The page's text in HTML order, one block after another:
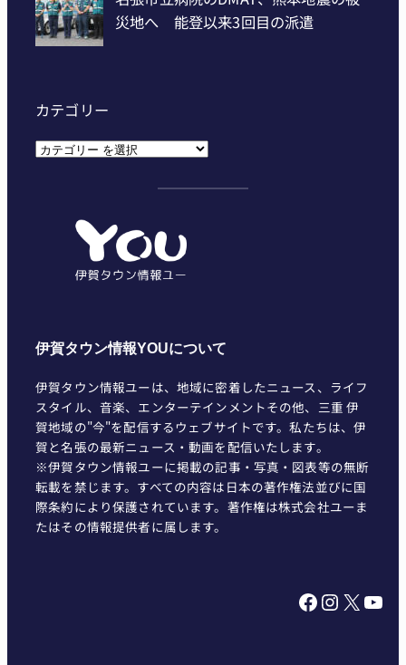
カテゴリー
カ
伊賀タウン情報YOUについて
伊賀タウン情報ユーは、地域に密着したニュース、ライフ
スタイル、音楽、エンターテインメントその他、三重 伊
賀地域の"今"を配信するウェブサイトです。私たちは、伊
賀と名張の最新ニュース・動画を配信いたします。
※伊賀タウン情報ユーに掲載の記事・写真・図表等の無断
転載を禁じます。すべての内容は日本の著作権法並びに国
際条約により保護されています。著作権は株式会社ユーま
たはその情報提供者に属します。
Facebook InstagramX YouTube